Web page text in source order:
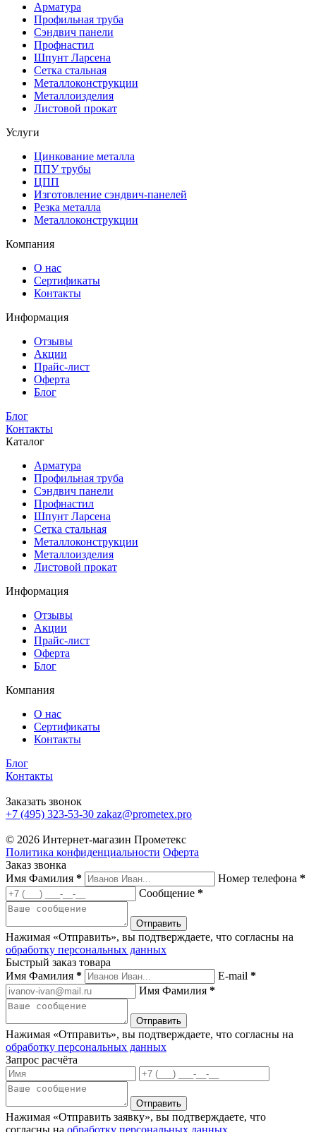
Арматура
Профильная труба
Сэндвич панели
Профнастил
Шпунт Ларсена
Сетка стальная
Металлоконструкции
Металлоизделия
Листовой прокат
Услуги
Цинкование металла
ППУ трубы
ЦПП
Изготовление сэндвич-панелей
Резка металла
Металлоконструкции
Компания
О нас
Сертификаты
Контакты
Информация
Отзывы
Акции
Прайс-лист
Оферта
Блог
Блог
Контакты
Каталог
Арматура
Профильная труба
Сэндвич панели
Профнастил
Шпунт Ларсена
Сетка стальная
Металлоконструкции
Металлоизделия
Листовой прокат
Информация
Отзывы
Акции
Прайс-лист
Оферта
Блог
Компания
О нас
Сертификаты
Контакты
Блог
Контакты
Заказать звонок
+7 (495) 323-53-30 zakaz@prometex.pro
© 2026 Интернет-магазин Прометекс
Политика конфиденциальности Оферта
Заказ звонка
Имя Фамилия * Номер телефона *
Сообщение *
Нажимая «Отправить», вы подтверждаете, что согласны на
обработку персональных данных
Быстрый заказ товара
Имя Фамилия * E-mail *
Имя Фамилия *
Нажимая «Отправить», вы подтверждаете, что согласны на
обработку персональных данных
Запрос расчёта
Нажимая «Отправить заявку», вы подтверждаете, что